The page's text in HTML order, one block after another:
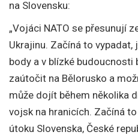
na Slovensku:
„Vojáci NATO se přesunují
Ukrajinu. Začíná to
body a v blízké budoucnosti
zaútočit na Bělorusko a
může dojít během několika
vojsk na hranicích. Začíná
útoku Slovenska, České